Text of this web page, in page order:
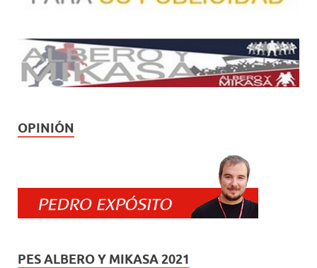
OPINIÓN
PES ALBERO Y MIKASA 2021